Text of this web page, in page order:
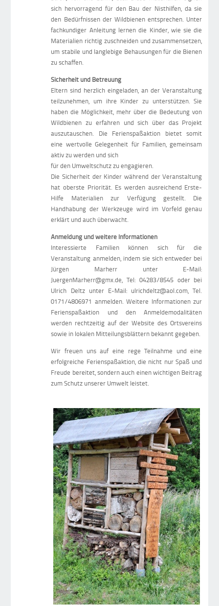
sich hervorragend für den Bau der Nisthilfen, da sie
den Bedürfnissen der Wildbienen entsprechen. Unter
fachkundiger Anleitung lernen die Kinder, wie sie die
Materialien richtig zuschneiden und zusammensetzen,
um stabile und langlebige Behausungen für die Bienen
zu schaffen.
Sicherheit und Betreuung
Eltern sind herzlich eingeladen, an der Veranstaltung
teilzunehmen, um ihre Kinder zu unterstützen. Sie
haben die Möglichkeit, mehr über die Bedeutung von
Wildbienen zu erfahren und sich über das Projekt
auszutauschen. Die Ferienspaßaktion bietet somit
eine wertvolle Gelegenheit für Familien, gemeinsam
aktiv zu werden und sich
für den Umweltschutz zu engagieren.
Die Sicherheit der Kinder während der Veranstaltung
hat oberste Priorität. Es werden ausreichend Erste-
Hilfe Materialien zur Verfügung gestellt. Die
Handhabung der Werkzeuge wird im Vorfeld genau
erklärt und auch überwacht.
Anmeldung und weitere Informationen
Interessierte Familien können sich für die
Veranstaltung anmelden, indem sie sich entweder bei
Jürgen Marherr unter E-Mail:
JuergenMarherr@gmx.de, Tel: 04283/8545 oder bei
Ulrich Deltz unter E-Mail: ulrichdeltz@aol.com, Tel.
0171/4806971 anmelden. Weitere Informationen zur
Ferienspaßaktion und den Anmeldemodalitäten
werden rechtzeitig auf der Website des Ortsvereins
sowie in lokalen Mitteilungsblättern bekannt gegeben.
Wir freuen uns auf eine rege Teilnahme und eine
erfolgreiche Ferienspaßaktion, die nicht nur Spaß und
Freude bereitet, sondern auch einen wichtigen Beitrag
zum Schutz unserer Umwelt leistet.